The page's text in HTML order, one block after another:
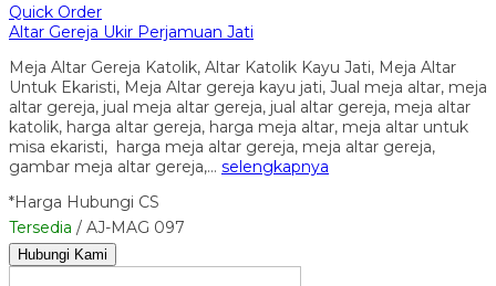
Quick Order
Altar Gereja Ukir Perjamuan Jati
Meja Altar Gereja Katolik, Altar Katolik Kayu Jati, Meja Altar
Untuk Ekaristi, Meja Altar gereja kayu jati, Jual meja altar, meja
altar gereja, jual meja altar gereja, jual altar gereja, meja altar
katolik, harga altar gereja, harga meja altar, meja altar untuk
misa ekaristi, harga meja altar gereja, meja altar gereja,
gambar meja altar gereja,… selengkapnya
*Harga Hubungi CS
Tersedia / AJ-MAG 097
Hubungi Kami